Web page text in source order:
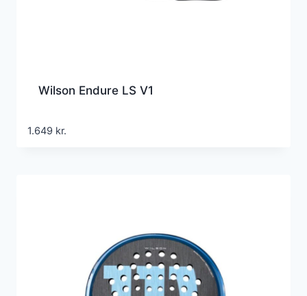
Wilson Endure LS V1
1.649 kr.